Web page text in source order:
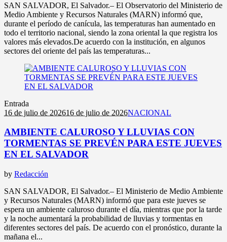
SAN SALVADOR, El Salvador.– El Observatorio del Ministerio de
Medio Ambiente y Recursos Naturales (MARN) informó que,
durante el período de canícula, las temperaturas han aumentado en
todo el territorio nacional, siendo la zona oriental la que registra los
valores más elevados.De acuerdo con la institución, en algunos
sectores del oriente del país las temperaturas...
Entrada
16 de julio de 202616 de julio de 2026NACIONAL
AMBIENTE CALUROSO Y LLUVIAS CON
TORMENTAS SE PREVÉN PARA ESTE JUEVES
EN EL SALVADOR
by Redacción
SAN SALVADOR, El Salvador.– El Ministerio de Medio Ambiente
y Recursos Naturales (MARN) informó que para este jueves se
espera un ambiente caluroso durante el día, mientras que por la tarde
y la noche aumentará la probabilidad de lluvias y tormentas en
diferentes sectores del país. De acuerdo con el pronóstico, durante la
mañana el...